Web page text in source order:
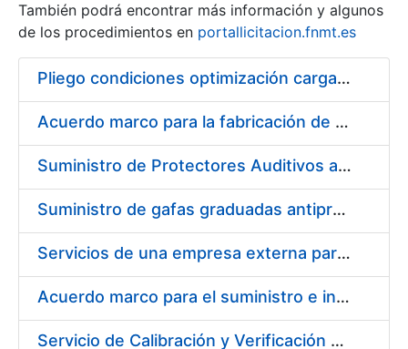
Show/Hide
También podrá encontrar más información y algunos
de los procedimientos en portallicitacion.fnmt.es
Pliego condiciones optimización cargas compras firmado
Acuerdo marco para la fabricación de piezas
Suministro de Protectores Auditivos a medida para las personas trabajadoras de los Centros de Trabajo de Madrid y Burgos
Suministro de gafas graduadas antiproyecciones para los trabajadores de la FNMT-RCM en los centros de trabajo de Madrid y Burgos
Servicios de una empresa externa para el asesoramiento y resolución de los recursos de alzada que se presentan relacionados con procesos de selección para la FNMT-RCM
Acuerdo marco para el suministro e instalación de persianas, estores y otros complementos
Servicio de Calibración y Verificación Externa de los Equipos de Medición del Servicio de Prevención de la FNMT-RCM